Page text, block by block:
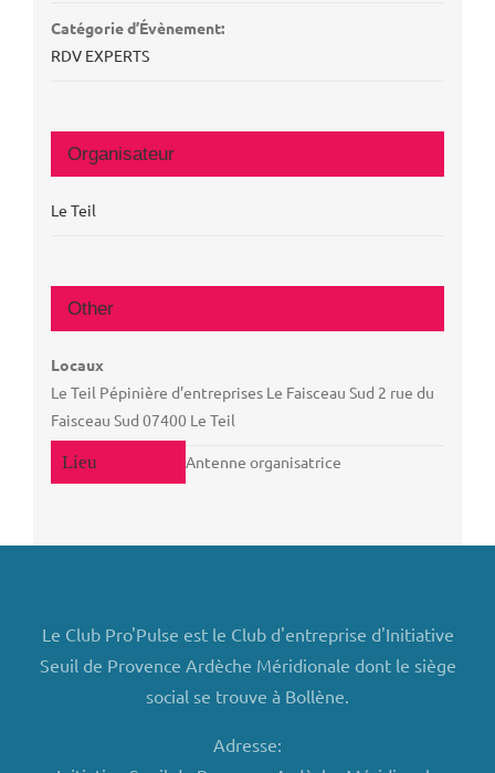
Catégorie d’Évènement:
RDV EXPERTS
Antenne organisatrice
Organisateur
Le Teil
Other
Locaux
Le Teil Pépinière d’entreprises Le Faisceau Sud 2 rue du
Faisceau Sud 07400 Le Teil
Le Club Pro'Pulse est le Club d'entreprise d'Initiative
Seuil de Provence Ardèche Méridionale dont le siège
social se trouve à Bollène.
Adresse: